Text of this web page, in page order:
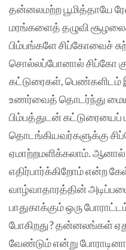
தன்னலமற்ற பூமித்தாயே
மரங்களைத் தழுவி
பிம்பங்களே சிப்கோவைச்
சொல்லப்போனால் சிப்கோ
கட்டுரைகள், பெண்களிடம்
உணர்வைத் தொடர்ந்து
பிம்பத்துடன் கட்டுரையைப்
தொடங்கியவர்களுக்கு
ஏமாற்றமளிக்கலாம்.
எதிர்பார்க்கிறோம் என்ற
வாழ்வாதாரத்தின்
பாதுகாக்கும் ஒரு
போகிறது? தன்னலங்கள்
வேண்டும் என்று